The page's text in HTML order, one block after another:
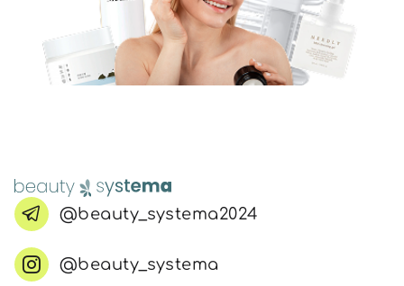
@beauty_systema2024
@beauty_systema